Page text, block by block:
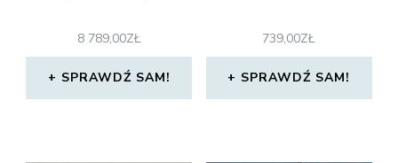
8 789,00ZŁ
SPRAWDŹ SAM!
739,00ZŁ
SPRAWDŹ SAM!